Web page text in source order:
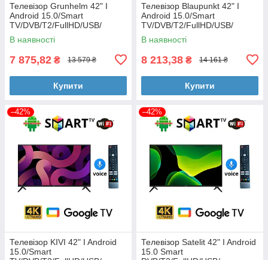
Телевізор Grunhelm 42" I
Android 15.0/Smart
TV/DVB/T2/FullHD/USB/
(1980x1080) блютуз пульт
В наявності
7 875,82 ₴ 13 579 ₴
Купити
Телевізор Blaupunkt 42" I
Android 15.0/Smart
TV/DVB/T2/FullHD/USB/
(1980x1080) блютуз пульт
В наявності
8 213,38 ₴ 14 161 ₴
Купити
–42%
Телевізор KIVI 42" I Android
15.0/Smart
–42%
Телевізор Satelit 42" I Android
15.0 Smart